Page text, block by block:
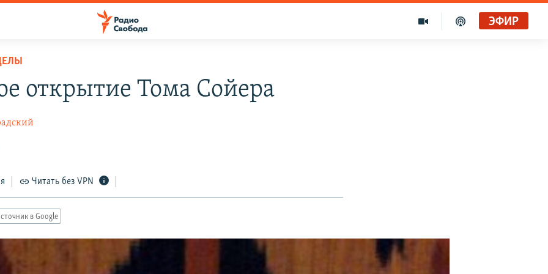
ЭФИР
открытие Тома Сойера
Читать без VPN
в Google